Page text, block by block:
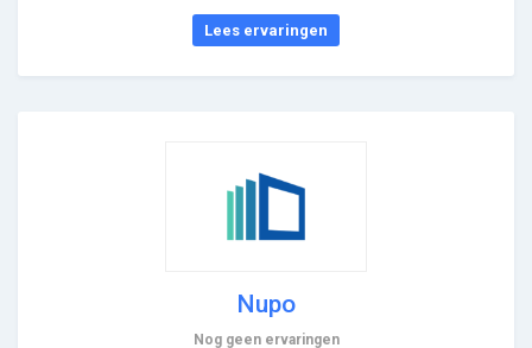
Lees ervaringen
Nupo
Nog geen ervaringen